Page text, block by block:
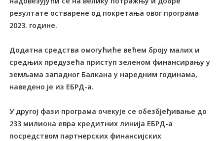
резултате остварене од покретања овог програма
2023. године.
Додатна средства омогућиће већем броју малих и
средњих предузећа приступ зеленом финансирању у
земљама западног Балкана у наредним годинама,
наведено је из ЕБРД-а.
У другој фази програма очекује се обезбјеђивање до
233 милиона евра кредитних линија ЕБРД-а
посредством партнерских финансијских